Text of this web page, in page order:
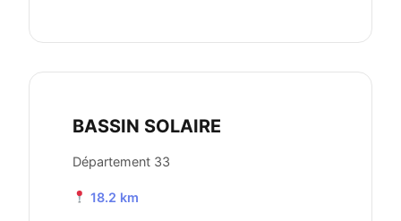
BASSIN SOLAIRE
Département 33
18.2 km